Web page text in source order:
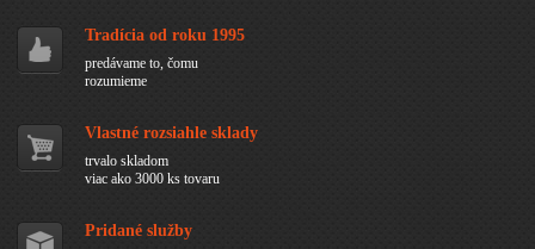
Tradícia od roku 1995
predávame to, čomu
rozumieme
Vlastné rozsiahle sklady
trvalo skladom
viac ako 3000 ks tovaru
Pridané služby